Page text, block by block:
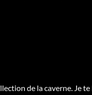
de la caverne. Je te